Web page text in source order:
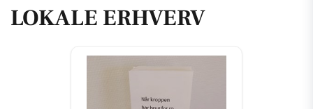
LOKALE ERHVERV